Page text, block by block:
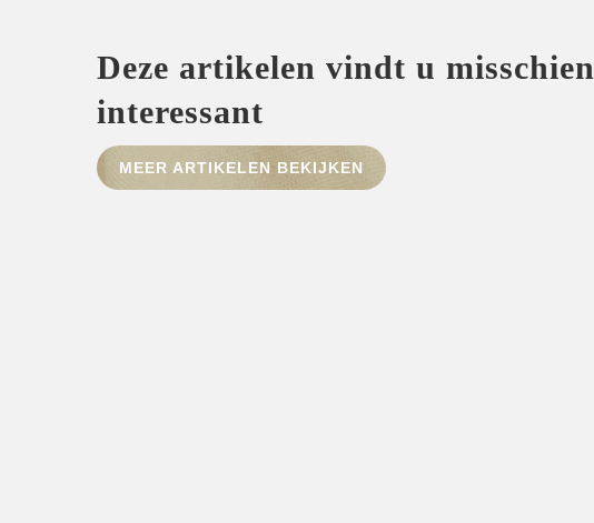
Deze artikelen vindt u misschien
interessant
MEER ARTIKELEN BEKIJKEN